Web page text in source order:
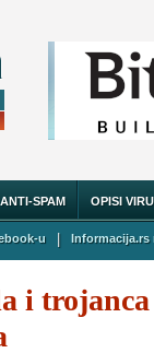
ANTI-SPAM OPISI
u | Informacija.rs
i